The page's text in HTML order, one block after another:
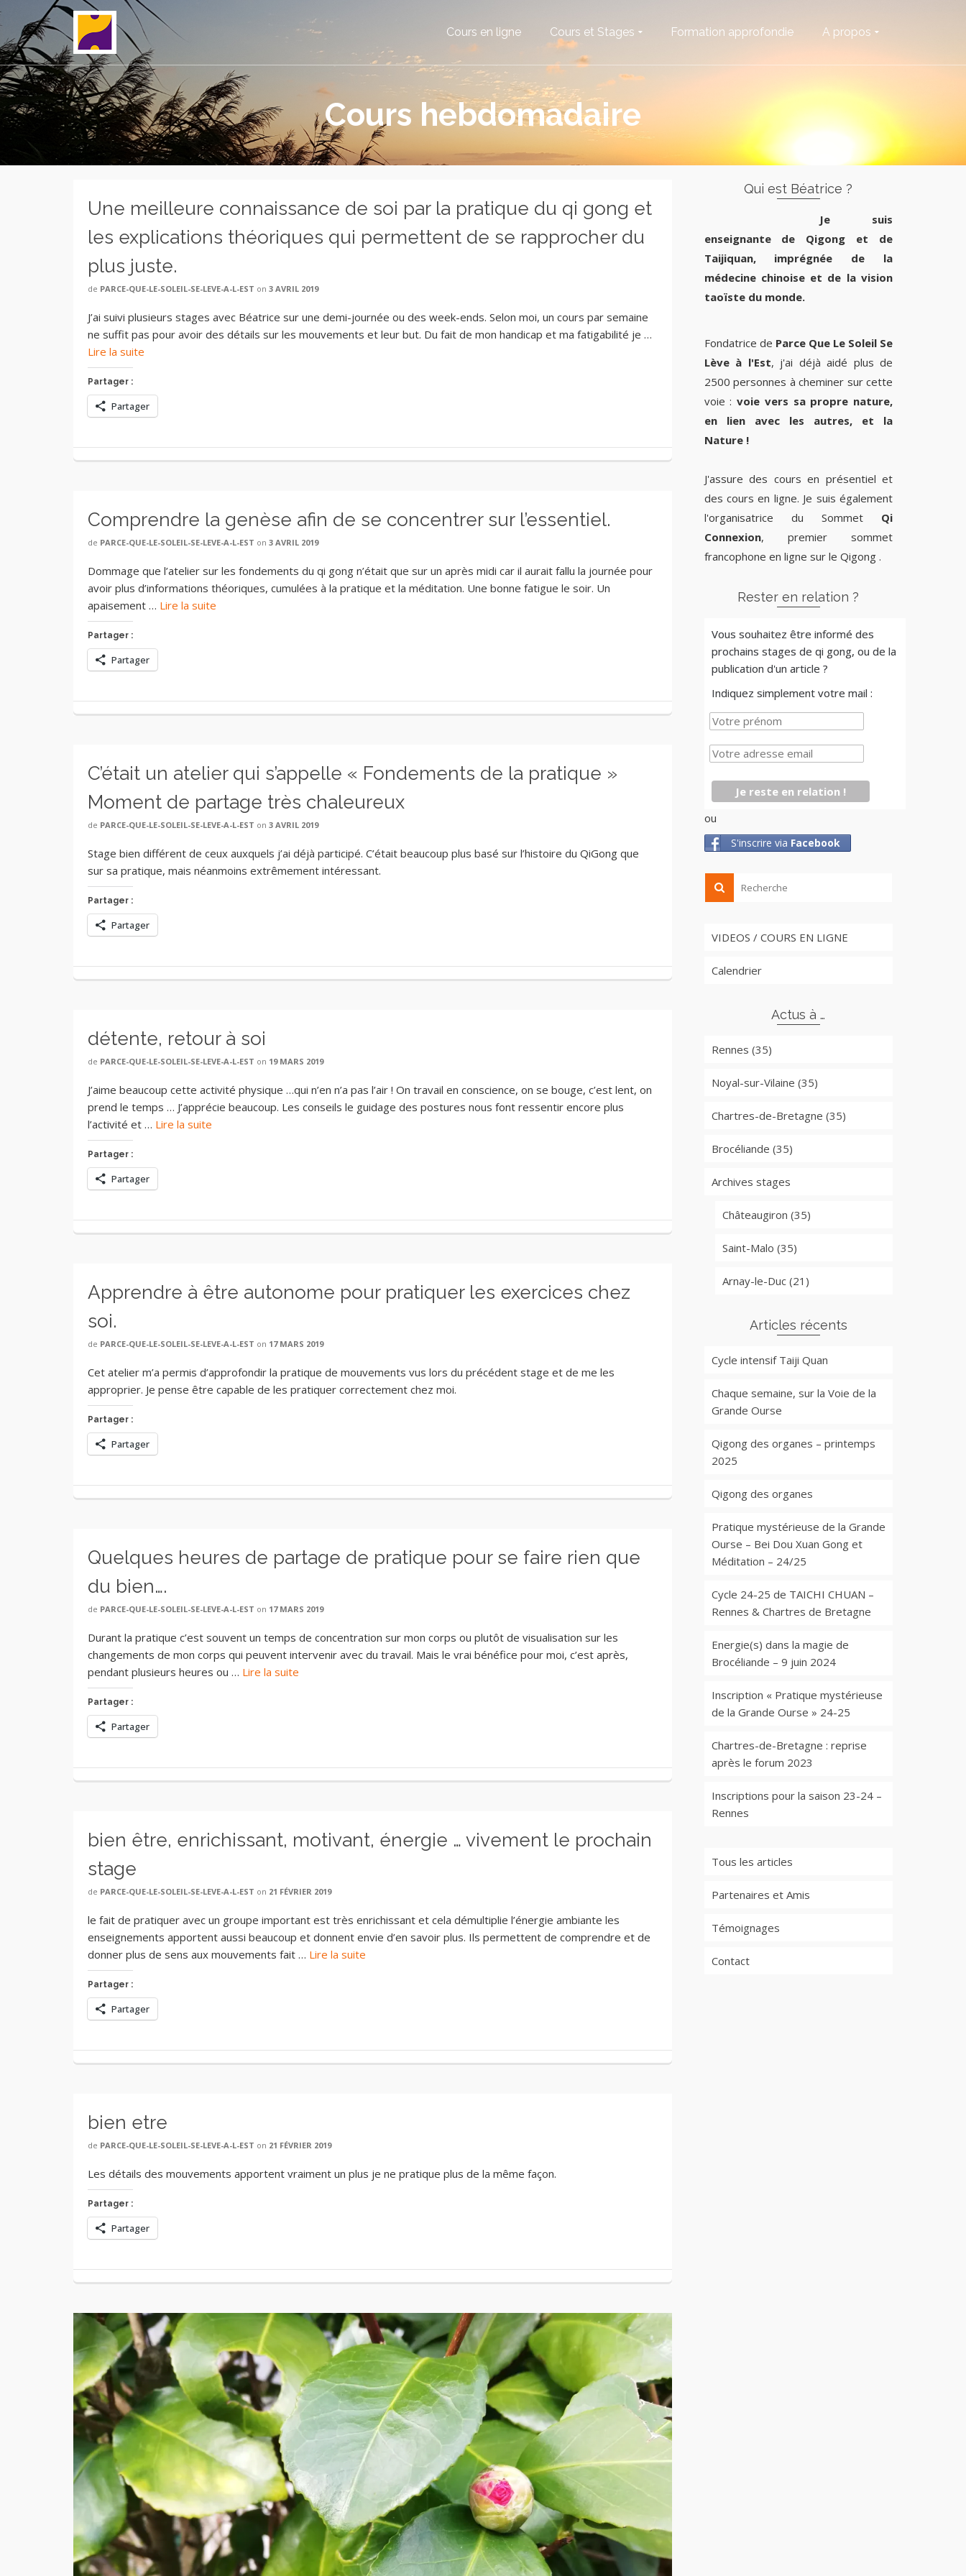
Cours en ligne Cours et Stages Formation approfondie A propos
Cours hebdomadaire
Une meilleure connaissance de soi par la pratique du qi gong et
les explications théoriques qui permettent de se rapprocher du
plus juste.
de PARCE-QUE-LE-SOLEIL-SE-LEVE-A-L-EST on 3 AVRIL 2019
J’ai suivi plusieurs stages avec Béatrice sur une demi-journée ou des week-ends. Selon moi, un cours par semaine
ne suffit pas pour avoir des détails sur les mouvements et leur but. Du fait de mon handicap et ma fatigabilité je …
Lire la suite
Partager :
Partager
Comprendre la genèse afin de se concentrer sur l’essentiel.
de PARCE-QUE-LE-SOLEIL-SE-LEVE-A-L-EST on 3 AVRIL 2019
Dommage que l’atelier sur les fondements du qi gong n’était que sur un après midi car il aurait fallu la journée pour
avoir plus d’informations théoriques, cumulées à la pratique et la méditation. Une bonne fatigue le soir. Un
apaisement … Lire la suite
Partager :
Partager
C’était un atelier qui s’appelle « Fondements de la pratique »
Moment de partage très chaleureux
de PARCE-QUE-LE-SOLEIL-SE-LEVE-A-L-EST on 3 AVRIL 2019
Stage bien différent de ceux auxquels j’ai déjà participé. C’était beaucoup plus basé sur l’histoire du QiGong que
sur sa pratique, mais néanmoins extrêmement intéressant.
Partager :
Partager
détente, retour à soi
de PARCE-QUE-LE-SOLEIL-SE-LEVE-A-L-EST on 19 MARS 2019
J’aime beaucoup cette activité physique …qui n’en n’a pas l’air ! On travail en conscience, on se bouge, c’est lent, on
prend le temps … J’apprécie beaucoup. Les conseils le guidage des postures nous font ressentir encore plus
l’activité et … Lire la suite
Partager :
Partager
Apprendre à être autonome pour pratiquer les exercices chez
soi.
de PARCE-QUE-LE-SOLEIL-SE-LEVE-A-L-EST on 17 MARS 2019
Cet atelier m’a permis d’approfondir la pratique de mouvements vus lors du précédent stage et de me les
approprier. Je pense être capable de les pratiquer correctement chez moi.
Partager :
Partager
Quelques heures de partage de pratique pour se faire rien que
du bien….
de PARCE-QUE-LE-SOLEIL-SE-LEVE-A-L-EST on 17 MARS 2019
Durant la pratique c’est souvent un temps de concentration sur mon corps ou plutôt de visualisation sur les
changements de mon corps qui peuvent intervenir avec du travail. Mais le vrai bénéfice pour moi, c’est après,
pendant plusieurs heures ou … Lire la suite
Partager :
Partager
bien être, enrichissant, motivant, énergie … vivement le prochain
stage
de PARCE-QUE-LE-SOLEIL-SE-LEVE-A-L-EST on 21 FÉVRIER 2019
le fait de pratiquer avec un groupe important est très enrichissant et cela démultiplie l’énergie ambiante les
enseignements apportent aussi beaucoup et donnent envie d’en savoir plus. Ils permettent de comprendre et de
donner plus de sens aux mouvements fait … Lire la suite
Partager :
Partager
bien etre
de PARCE-QUE-LE-SOLEIL-SE-LEVE-A-L-EST on 21 FÉVRIER 2019
Les détails des mouvements apportent vraiment un plus je ne pratique plus de la même façon.
Partager :
Partager
Qui est Béatrice ?
Je suis
enseignante de Qigong et de
Taijiquan, imprégnée de la
médecine chinoise et de la vision
taoïste du monde.
Fondatrice de Parce Que Le Soleil Se
Lève à l'Est, j'ai déjà aidé plus de
2500 personnes à cheminer sur cette
voie : voie vers sa propre nature,
en lien avec les autres, et la
Nature !
J'assure des cours en présentiel et
des cours en ligne. Je suis également
l'organisatrice du Sommet Qi
Connexion, premier sommet
francophone en ligne sur le Qigong .
Rester en relation ?
Vous souhaitez être informé des
prochains stages de qi gong, ou de la
publication d'un article ?
Indiquez simplement votre mail :
ou
S'inscrire via Facebook
VIDEOS / COURS EN LIGNE
Calendrier
Actus à …
Rennes (35)
Noyal-sur-Vilaine (35)
Chartres-de-Bretagne (35)
Brocéliande (35)
Archives stages
Châteaugiron (35)
Saint-Malo (35)
Arnay-le-Duc (21)
Articles récents
Cycle intensif Taiji Quan
Chaque semaine, sur la Voie de la
Grande Ourse
Qigong des organes – printemps
2025
Qigong des organes
Pratique mystérieuse de la Grande
Ourse – Bei Dou Xuan Gong et
Méditation – 24/25
Cycle 24-25 de TAICHI CHUAN –
Rennes & Chartres de Bretagne
Energie(s) dans la magie de
Brocéliande – 9 juin 2024
Inscription « Pratique mystérieuse
de la Grande Ourse » 24-25
Chartres-de-Bretagne : reprise
après le forum 2023
Inscriptions pour la saison 23-24 –
Rennes
Tous les articles
Partenaires et Amis
Témoignages
Contact